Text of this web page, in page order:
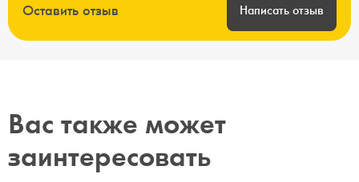
Оставить отзыв Написать отзыв
Вас также может
заинтересовать